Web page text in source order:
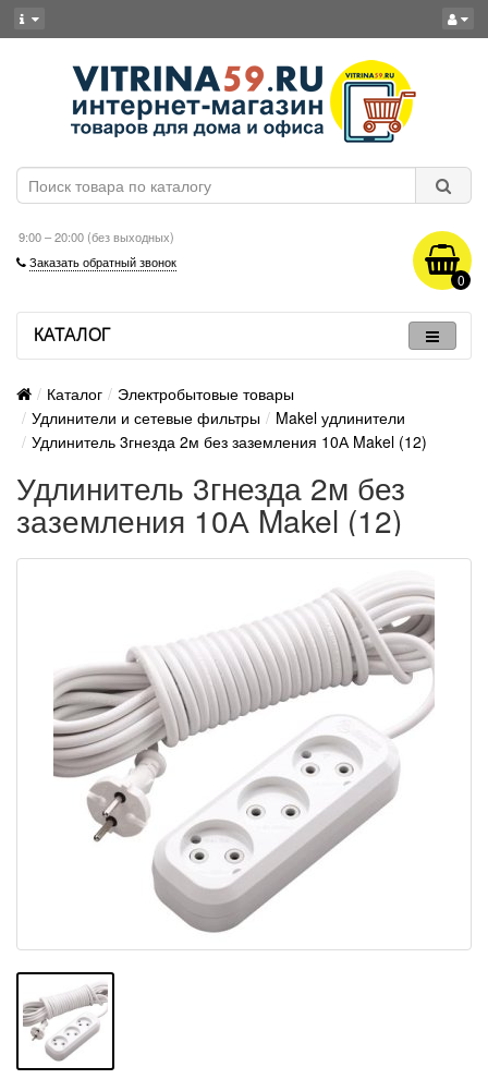
9:00 – 20:00 (без выходных)
Заказать обратный звонок
0
КАТАЛОГ
Каталог
Электробытовые товары
Удлинители и сетевые фильтры
Makel удлинители
Удлинитель 3гнезда 2м без заземления 10А Makel (12)
Удлинитель 3гнезда 2м без
заземления 10А Makel (12)